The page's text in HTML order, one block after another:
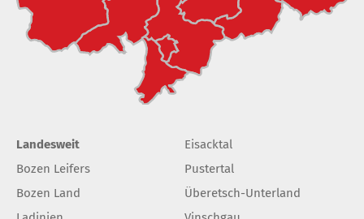
Landesweit
Bozen Leifers
Bozen Land
Eisacktal
Pustertal
Überetsch-Unterland